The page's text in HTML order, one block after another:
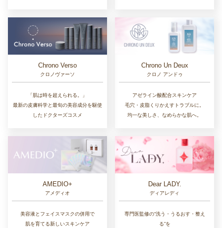
Chrono Verso
クロノヴァーソ
「肌は時を超えられる。」
最新の皮膚科学と最旬の美容成分を駆使
したドクターズコスメ
Chrono Un Deux
クロノ アンドゥ
アゼライン酸配合スキンケア
毛穴・皮脂くりかえすトラブルに。
均一な美しさ、なめらかな肌へ。
AMEDIO+
アメディオ
美容液とフェイスマスクの併用で
肌を育てる新しいスキンケア
Dear LADY.
ディアレディ
専門医監修の“洗う・うるおす・整え
る”を